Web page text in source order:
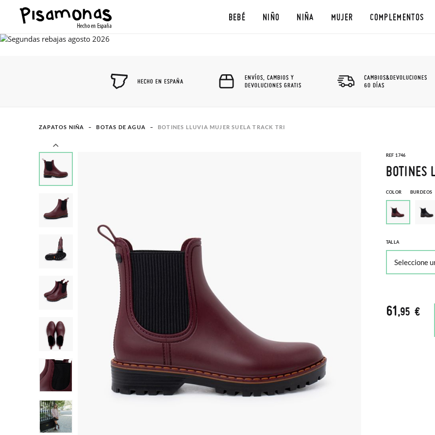
BEBÉ NIÑO NIÑA MUJER COMPLEMENTOS
HECHO EN ESPAÑA
ENVÍOS, CAMBIOS Y
DEVOLUCIONES GRATIS
CAMBIOS&DEVOLUCIONES
60 DÍAS
ZAPATOS NIÑA BOTAS DE AGUA BOTINES LLUVIA MUJER SUELA TRACK TRI
REF 1746
BOTINES
COLOR BURDEOS
TALLA
61,95 €